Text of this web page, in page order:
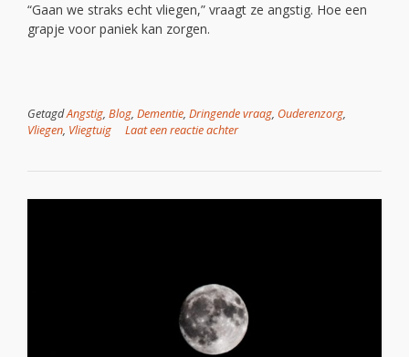
“Gaan we straks echt vliegen,” vraagt ze angstig. Hoe een
grapje voor paniek kan zorgen.
GetagdAngstig, Blog, Dementie, Dringende vraag, Ouderenzorg,
Vliegen, Vliegtuig Laat een reactie achter